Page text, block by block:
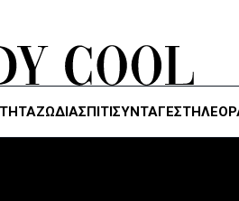
ΖΏΔΙΑΣΠΙΤΙΣΥΝΤΑΓΕΣ